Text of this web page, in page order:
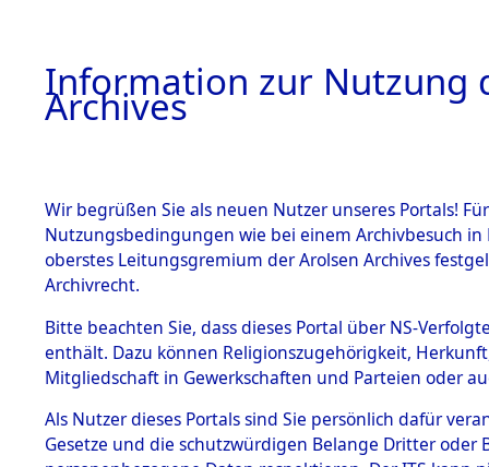
BESTÄNDE
1.
mente
5. Verschiedenes
0001
Information zur Nutzung
Archives
Wir begrüßen Sie als neuen Nutzer unseres Portals!
Nutzungsbedingungen wie bei einem Archivbesuch
oberstes Leitungsgremium der Arolsen Archives
Archivrecht.
Bitte beachten Sie, dass dieses Portal über NS-
enthält. Dazu können Religionszugehörigkeit,
Mitgliedschaft in Gewerkschaften und Parteien oder
Als Nutzer dieses Portals sind Sie persönlich dafür
Gesetze und die schutzwürdigen Belange Dritter